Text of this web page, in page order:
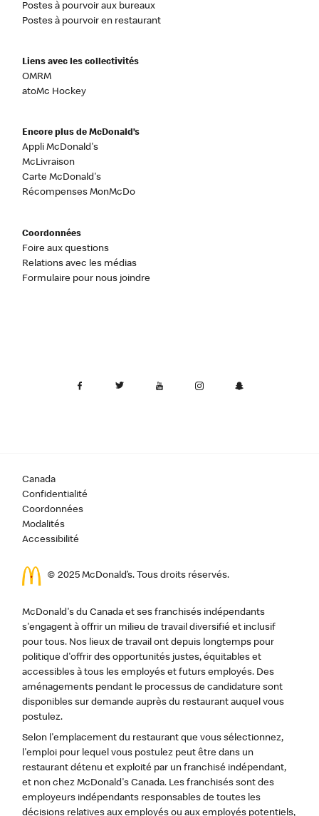
Postes à pourvoir aux bureaux
Postes à pourvoir en restaurant
Liens avec les collectivités
OMRM
atoMc Hockey
Encore plus de McDonald’s
Appli McDonald's
McLivraison
Carte McDonald's
Récompenses MonMcDo
Coordonnées
Foire aux questions
Relations avec les médias
Formulaire pour nous joindre
Canada
Confidentialité
Coordonnées
Modalités
Accessibilité
© 2025 McDonald’s. Tous droits réservés.
McDonald's du Canada et ses franchisés indépendants
s'engagent à offrir un milieu de travail diversifié et inclusif
pour tous. Nos lieux de travail ont depuis longtemps pour
politique d'offrir des opportunités justes, équitables et
accessibles à tous les employés et futurs employés. Des
aménagements pendant le processus de candidature sont
disponibles sur demande auprès du restaurant auquel vous
postulez.
Selon l'emplacement du restaurant que vous sélectionnez,
l'emploi pour lequel vous postulez peut être dans un
restaurant détenu et exploité par un franchisé indépendant,
et non chez McDonald's Canada. Les franchisés sont des
employeurs indépendants responsables de toutes les
décisions relatives aux employés ou aux employés potentiels,